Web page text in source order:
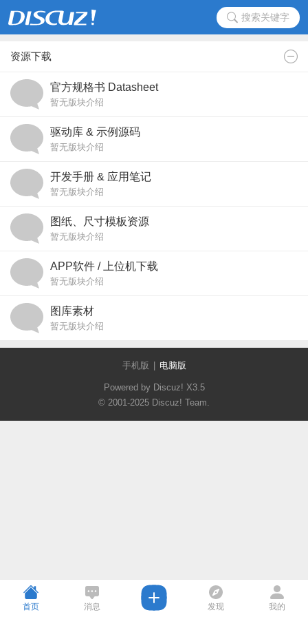
搜索关键字
资源下载
官方规格书 Datasheet
暂无版块介绍
驱动库 & 示例源码
暂无版块介绍
开发手册 & 应用笔记
暂无版块介绍
图纸、尺寸模板资源
暂无版块介绍
APP软件 / 上位机下载
暂无版块介绍
图库素材
暂无版块介绍
手机版 电脑版
Powered by Discuz! X3.5
© 2001-2025 Discuz! Team.
首页 消息 发现 我的